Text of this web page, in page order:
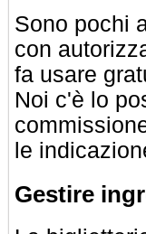
Sono pochi
con
fa usare
Noi c'è lo
le
Gestire